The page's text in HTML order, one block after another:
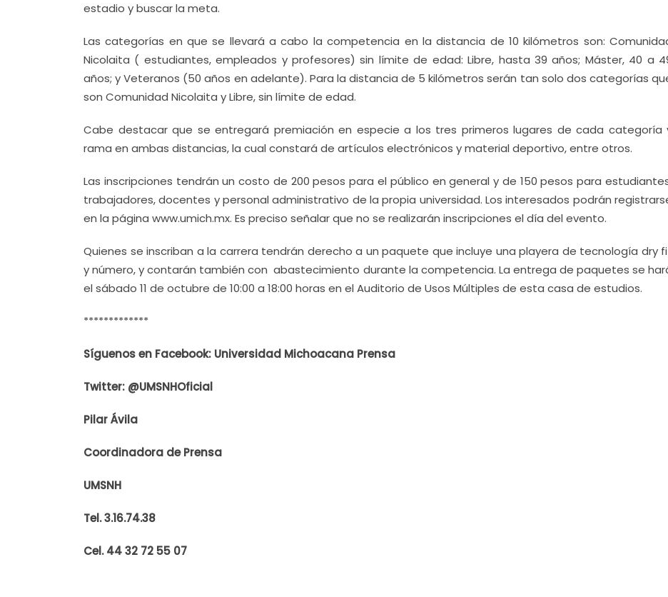
estadio y buscar la meta.
Las categorías en que se llevará a cabo la competencia en la distancia de 10 kilómetros son:
Nicolaita ( estudiantes, empleados y profesores) sin límite de edad: Libre, hasta 39 años; Máster, 40 a
años; y Veteranos (50 años en adelante). Para la distancia de 5 kilómetros serán tan solo dos categorías
son Comunidad Nicolaita y Libre, sin límite de edad.
Cabe destacar que se entregará premiación en especie a los tres primeros lugares de cada categoría
rama en ambas distancias, la cual constará de artículos electrónicos y material deportivo, entre otros.
Las inscripciones tendrán un costo de 200 pesos para el público en general y de 150 pesos para
trabajadores, docentes y personal administrativo de la propia universidad. Los interesados podrán
en la página www.umich.mx. Es preciso señalar que no se realizarán inscripciones el día del evento.
Quienes se inscriban a la carrera tendrán derecho a un paquete que incluye una playera de tecnología dry
y número, y contarán también con abastecimiento durante la competencia. La entrega de paquetes se
el sábado 11 de octubre de 10:00 a 18:00 horas en el Auditorio de Usos Múltiples de esta casa de estudios.
*************
Síguenos en Facebook: Universidad Michoacana Prensa
Twitter: @UMSNHOficial
Pilar Ávila
Coordinadora de Prensa
UMSNH
Tel. 3.16.74.38
Cel. 44 32 72 55 07